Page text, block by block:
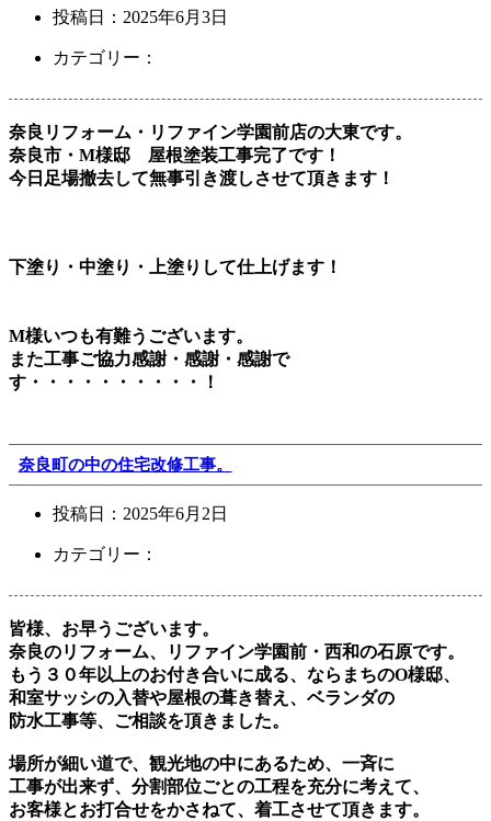
投稿日： 2025年6月3日
カテゴリー：
奈良リフォーム・リファイン学園前店の大東です。
奈良市・M様邸 屋根塗装工事完了です！
今日足場撤去して無事引き渡しさせて頂きます！
下塗り・中塗り・上塗りして仕上げます！
M様いつも有難うございます。
また工事ご協力感謝・感謝・感謝で
す・・・・・・・・・・！
奈良町の中の住宅改修工事。
投稿日： 2025年6月2日
カテゴリー：
皆様、お早うございます。
奈良のリフォーム、リファイン学園前・西和の石原です。
もう３０年以上のお付き合いに成る、ならまちのO様邸、
和室サッシの入替や屋根の葺き替え、ベランダの
防水工事等、ご相談を頂きました。
場所が細い道で、観光地の中にあるため、一斉に
工事が出来ず、分割部位ごとの工程を充分に考えて、
お客様とお打合せをかさねて、着工させて頂きます。